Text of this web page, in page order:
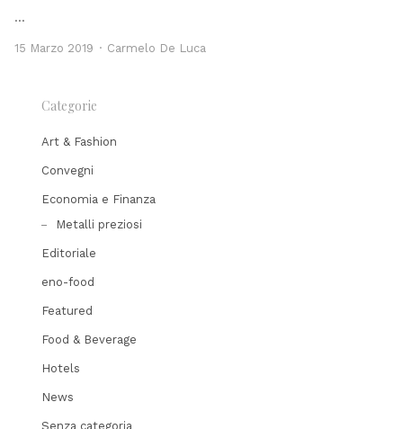
…
15 Marzo 2019 Author
Carmelo De Luca
Categorie
Art & Fashion
Convegni
Economia e Finanza
Metalli preziosi
Editoriale
eno-food
Featured
Food & Beverage
Hotels
News
Senza categoria